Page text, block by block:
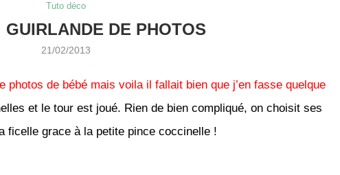
Tuto déco
DE PHOTOS
21/02/2013
photos de bébé mais voila il fallait bien que j’en fasse quelque
et le tour est joué. Rien de bien compliqué, on choisit ses
ficelle grace à la petite pince coccinelle !